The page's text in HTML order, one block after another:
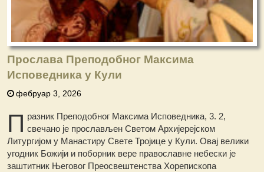
Прослава Преподобног Максима
Исповедника у Кули
фебруар 3, 2026
П разник Преподобног Максима Исповедника, 3. 2,
свечано је прослављен Светом Архијерејском
Литургијом у Манастиру Свете Тројице у Кули. Овај велики
угодник Божији и поборник вере православне небески је
заштитник Његовог Преосвештенства Хорепископа